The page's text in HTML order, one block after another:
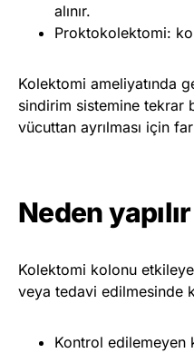
alınır.
Proktokolektomi:
Kolektomi ameliyatında
sindirim sistemine tekrar
vücuttan ayrılması için
Neden yapılır
Kolektomi kolonu
veya tedavi edilmesinde
Kontrol edilemeyen